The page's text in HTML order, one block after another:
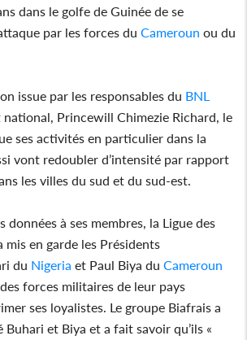
dans le golfe de Guinée de se
par les forces du Cameroun ou du
issue par les responsables du BNL
Princewill Chimezie Richard, le
ses activités en particulier dans la
vont redoubler d’intensité par rapport
les villes du sud et du sud-est.
données à ses membres, la Ligue des
en garde les Présidents
du Nigeria et Paul Biya du Cameroun
forces militaires de leur pays
ses loyalistes. Le groupe Biafrais a
et Biya et a fait savoir qu’ils «